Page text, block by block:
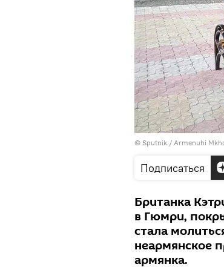
© Sputnik / Armenuhi
Подписаться
Британка
в Гюмри,
стала
неармянское
армянка.